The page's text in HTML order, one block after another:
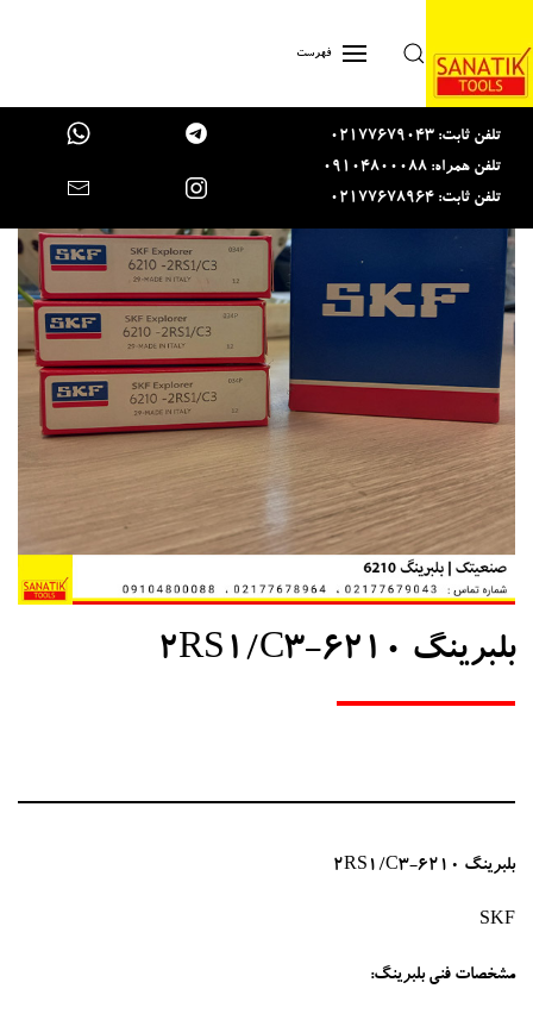
Skip to main content فهرست
تلفن ثابت: 02177679043
تلفن همراه: 09104800088
تلفن ثابت: 02177678964
بلبرینگ 6210-2RS1/C3
بلبرینگ 6210-2RS1/C3
SKF
مشخصات فنی بلبرینگ: